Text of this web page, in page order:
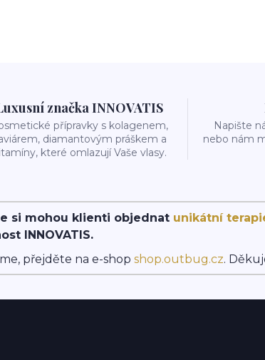
značka INNOVATIS
přípravky s kolagenem,
diamantovým práškem a
které omlazují Vaše vlasy.
Napište
nebo nám
si mohou klienti objednat unikátní
INNOVATIS.
přejděte na e-shop shop.outbug.cz.